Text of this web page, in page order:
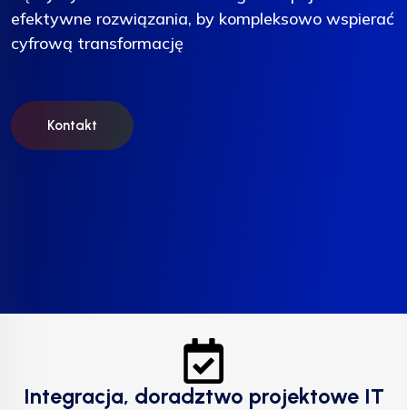
efektywne rozwiązania, by kompleksowo wspierać
cyfrową transformację
Kontakt
efektywne rozwiązania, by kompleksowo wspierać
cyfrową transformację
Kontakt
efektywne rozwiązania, by kompleksowo wspierać
cyfrową transformację
Kontakt
Integracja, doradztwo projektowe IT